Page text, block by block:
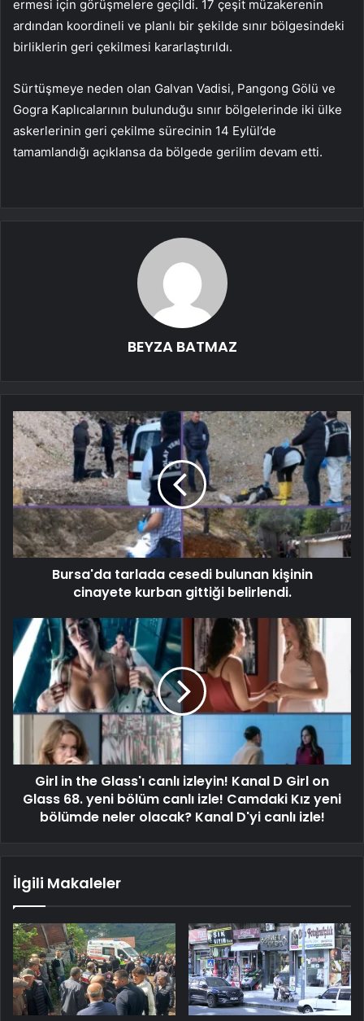
ermesi için görüşmelere geçildi. 17 çeşit müzakerenin
ardından koordineli ve planlı bir şekilde sınır bölgesindeki
birliklerin geri çekilmesi kararlaştırıldı.
Sürtüşmeye neden olan Galvan Vadisi, Pangong Gölü ve
Gogra Kaplıcalarının bulunduğu sınır bölgelerinde iki ülke
askerlerinin geri çekilme sürecinin 14 Eylül’de
tamamlandığı açıklansa da bölgede gerilim devam etti.
BEYZA BATMAZ
Bursa'da tarlada cesedi bulunan kişinin
cinayete kurban gittiği belirlendi.
Girl in the Glass'ı canlı izleyin! Kanal D Girl on
Glass 68. yeni bölüm canlı izle! Camdaki Kız yeni
bölümde neler olacak? Kanal D'yi canlı izle!
İlgili Makaleler